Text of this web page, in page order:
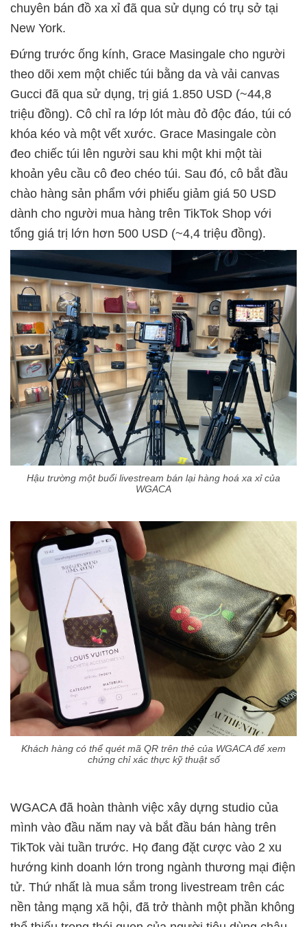
chuyên bán đồ xa xỉ đã qua sử dụng có trụ sở tại
New York.
Đứng trước ống kính, Grace Masingale cho người
theo dõi xem một chiếc túi bằng da và vải canvas
Gucci đã qua sử dụng, trị giá 1.850 USD (~44,8
triệu đồng). Cô chỉ ra lớp lót màu đỏ độc đáo, túi có
khóa kéo và một vết xước. Grace Masingale còn
đeo chiếc túi lên người sau khi một khi một tài
khoản yêu cầu cô đeo chéo túi. Sau đó, cô bắt đầu
chào hàng sản phẩm với phiếu giảm giá 50 USD
dành cho người mua hàng trên TikTok Shop với
tổng giá trị lớn hơn 500 USD (~4,4 triệu đồng).
Hậu trường một buổi livestream bán lại hàng hoá xa xỉ của
WGACA
Khách hàng có thể quét mã QR trên thẻ của WGACA để xem
chứng chỉ xác thực kỹ thuật số
WGACA đã hoàn thành việc xây dựng studio của
mình vào đầu năm nay và bắt đầu bán hàng trên
TikTok vài tuần trước. Họ đang đặt cược vào 2 xu
hướng kinh doanh lớn trong ngành thương mại điện
tử. Thứ nhất là mua sắm trong livestream trên các
nền tảng mạng xã hội, đã trở thành một phần không